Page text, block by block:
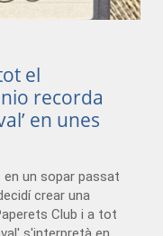
el
recorda
en unes
un sopar passat
crear una
Club i a tot